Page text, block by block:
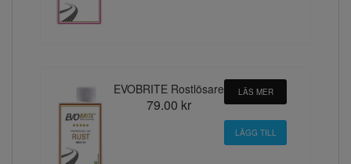
EVOBRITE Rostlösare
79.00 kr
LÄS MER